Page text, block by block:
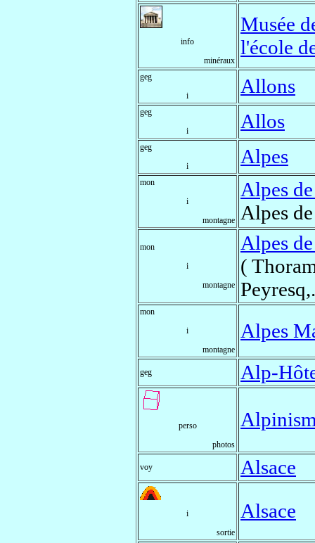
info
minéraux
Musée
l'école
geg
i
Allons
geg
i
Allos
geg
i
Alpes
mon
i
montagne
Alpes
Alpes
mon
i
montagne
Alpes
(
mon
i
montagne
Alpes
geg Alp-
perso
photos
voy Alsace
i
sortie
Alsace